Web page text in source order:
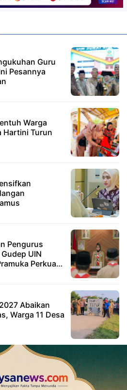
Guru
Pesannya
Warga
Hartini Turun
Pengurus
UIN
Perkuat
Abaikan
Warga 11 Desa